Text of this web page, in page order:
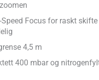
Speed Focus for raskt
4,5 m
400 mbar og